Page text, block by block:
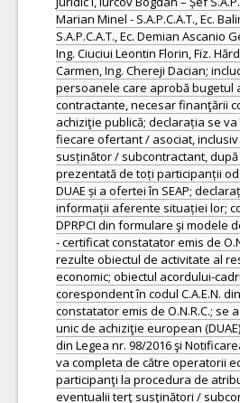
Marian Minel - S.A.P.C.A.T., Ec.
S.A.P.C.A.T., Ec. Demian Ascanio
Ing. Ciuciui Leontin Florin, Fiz.
Carmen, Ing. Chereji Dacian;
persoanele care aprobă bugetul
contractante, necesar finanţării
achiziţie publică; declarația se va
fiecare ofertant / asociat,
susținător / subcontractant, după
prezentată de toți participanții
DUAE și a ofertei în SEAP;
informații aferente situației lor;
DPRPCI din formulare şi modele
- certificat constatator emis de
rezulte obiectul de activitate al
economic; obiectul acordului-
corespondent în codul C.A.E.N.
constatator emis de O.N.R.C.; se
unic de achiziţie european
din Legea nr. 98/2016 şi
va completa de către operatorii
participanţi la procedura de
eventualii terţ susţinători /